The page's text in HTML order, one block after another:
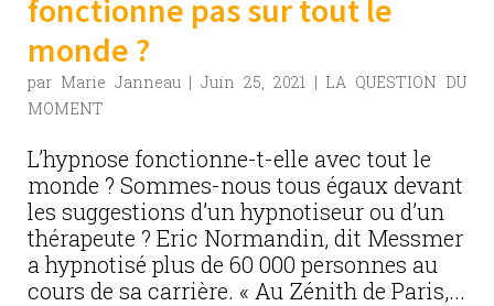
fonctionne pas sur tout le
monde ?
par Marie Janneau|Juin 25, 2021| LA QUESTION DU
MOMENT
L’hypnose fonctionne-t-elle avec tout le
monde ? Sommes-nous tous égaux devant
les suggestions d’un hypnotiseur ou d’un
thérapeute ? Eric Normandin, dit Messmer
a hypnotisé plus de 60 000 personnes au
cours de sa carrière. « Au Zénith de Paris,...